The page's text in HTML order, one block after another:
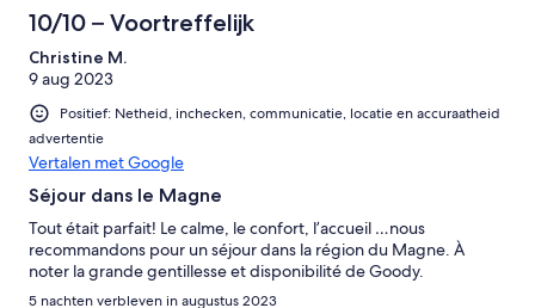
10/10 – Voortreffelijk
Christine M.
9 aug 2023
Positief: Netheid, inchecken, communicatie, locatie en accuraatheid
advertentie
Vertalen met Google
Séjour dans le Magne
Tout était parfait! Le calme, le confort, l’accueil …nous
recommandons pour un séjour dans la région du Magne. À
noter la grande gentillesse et disponibilité de Goody.
5 nachten verbleven in augustus 2023